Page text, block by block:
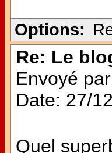
Options:
Re: Le
Envoyé
Date: 27/
Quel